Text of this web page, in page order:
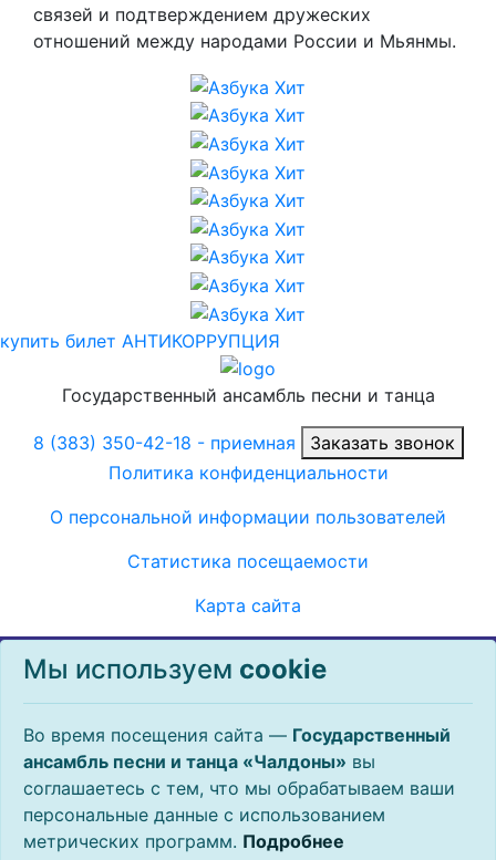
связей и подтверждением дружеских
отношений между народами России и Мьянмы.
купить билет АНТИКОРРУПЦИЯ
Мы используем сookie
Во время посещения сайта — Государственный
ансамбль песни и танца «Чалдоны» вы
соглашаетесь с тем, что мы обрабатываем ваши
персональные данные с использованием
метрических программ. Подробнее
Государственный ансамбль песни и танца
8 (383) 350-42-18 - приемная
Заказать звонок
Политика конфиденциальности
О персональной информации пользователей
Статистика посещаемости
Карта сайта
Во время посещения данного сайта, государственное
автономное учреждение культуры Новосибирской
области «Государственный ансамбль песни и танца
«Чалдоны» может использовать общеотраслевую
технологию, называемую cookie. Файлы cookie
представляют собой небольшие фрагменты данных,
которые временно сохраняются на вашем компьютере
или мобильном устройстве, и обеспечивают более